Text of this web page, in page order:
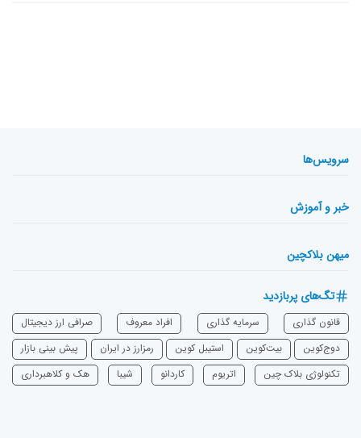
سرویس‌ها
خبر و آموزش
میهن بلاکچین
تگ‌های پربازدید
قانون گذاری سرمایه‌ گذاری افراد معروف
صرافی ارز دیجیتال
دوج‌کوین
بیت‌کوین استیبل کوین رمزارز در ایران
پیش بینی بازار
تکنولوژی بلاک چین
اتریوم ‌کاردانو شیبا هک و کلاهبرداری